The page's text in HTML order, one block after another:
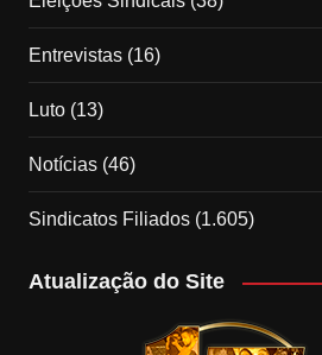
Entrevistas(16)
Luto(13)
Notícias(46)
Sindicatos Filiados(1.605)
Atualização do Site